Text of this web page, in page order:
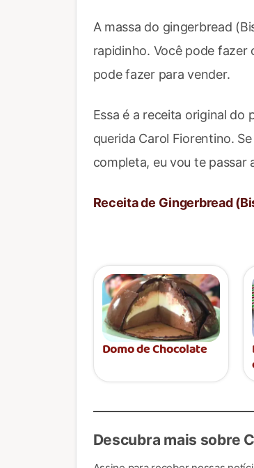
A massa do gingerbread
rapidinho. Você pode fazer
pode fazer para vender.
Essa é a receita original do
querida Carol Fiorentino.
completa, eu vou te passar
Receita de Gingerbread
Domo de Chocolate
Descubra mais sobre